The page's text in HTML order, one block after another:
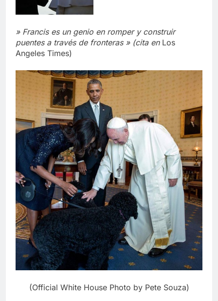
» Francis es un genio en romper y construir
puentes a través de fronteras » (cita en Los
Angeles Times)
(Official White House Photo by Pete Souza)